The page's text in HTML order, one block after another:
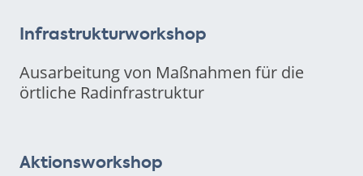
Infrastrukturworkshop
Ausarbeitung von Maßnahmen für die
örtliche Radinfrastruktur
Aktionsworkshop